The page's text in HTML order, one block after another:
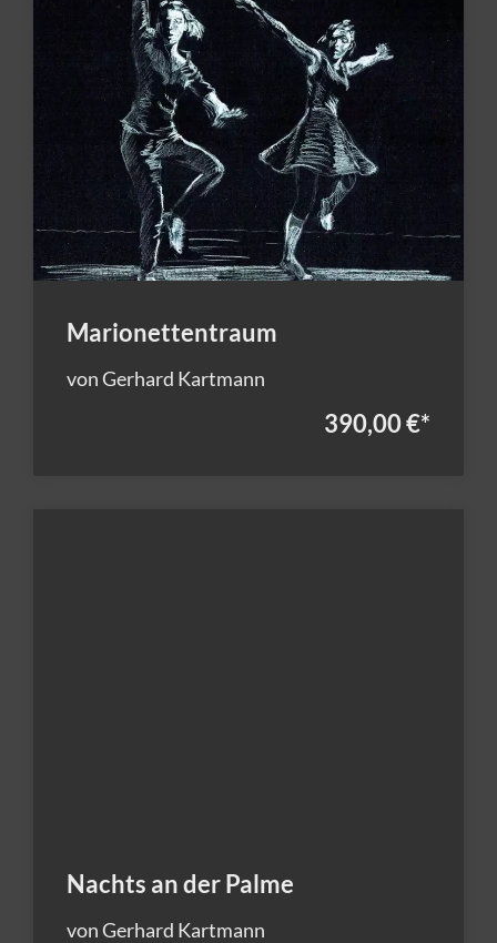
Marionettentraum
von Gerhard Kartmann
390,00 €*
Nachts an der Palme
von Gerhard Kartmann